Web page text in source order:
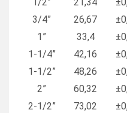
3/4”
26,67
1”
33,4
1-1/4”
42,16
1-1/2”
48,26
2”
60,32
2-1/2”
73,02